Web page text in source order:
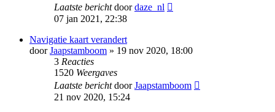
Laatste berichtdoordaze_nl
07 jan 2021, 22:38
Navigatie kaart verandert
doorJaapstamboom » 19 nov 2020, 18:00
3 Reacties
1520 Weergaves
Laatste berichtdoorJaapstamboom
21 nov 2020, 15:24